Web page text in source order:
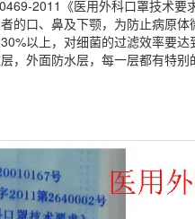
2011《医用外科口罩技术
的口、鼻及下颚，为防止病原
以上，对细菌的过滤效率要
，外面防水层，每一层都有特别